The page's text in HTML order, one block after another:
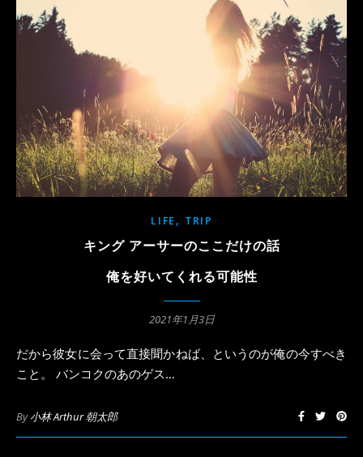
LIFE , TRIP
キング アーサーのここだけの話
俺を好いてくれる可能性
2021年1月3日
だから彼女に会って直接聞かねば、というのが俺の今すべき
こと。 バンコクのあのゲス…
By小林 Arthur 朝太郎